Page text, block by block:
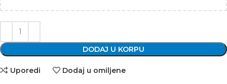
DODAJ U KORPU
Uporedi Dodaj u omiljene